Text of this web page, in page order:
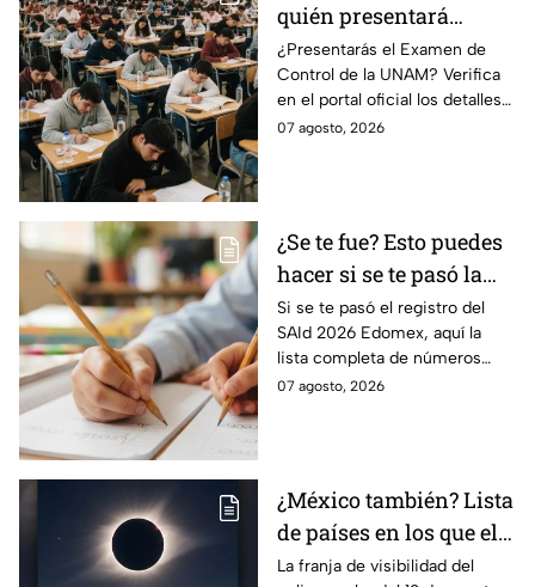
quién presentará
examen de control?
¿Presentarás el Examen de
Control de la UNAM? Verifica
en el portal oficial los detalles
de tu cita y los puntajes
07 agosto, 2026
¿Se te fue? Esto puedes
hacer si se te pasó la
fecha de preinscripción
SAID Edomex 2026
Si se te pasó el registro del
SAId 2026 Edomex, aquí la
lista completa de números
telefónicos y correos de
07 agosto, 2026
¿México también? Lista
de países en los que el
12 de agosto se verá el
La franja de visibilidad del